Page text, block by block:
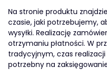
Na stronie produktu
czasie, jaki potrzebujemy,
wysyłki. Realizację
otrzymaniu płatności. W
tradycyjnym, czas
potrzebny na